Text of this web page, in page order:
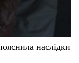
наслідки